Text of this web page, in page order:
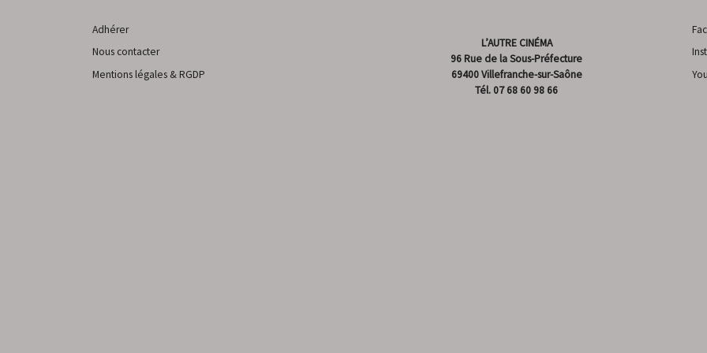
Adhérer
Nous contacter
Mentions légales & RGDP
L’AUTRE CINÉMA
96 Rue de la Sous-Préfecture
69400 Villefranche-sur-Saône
Tél. 07 68 60 98 66